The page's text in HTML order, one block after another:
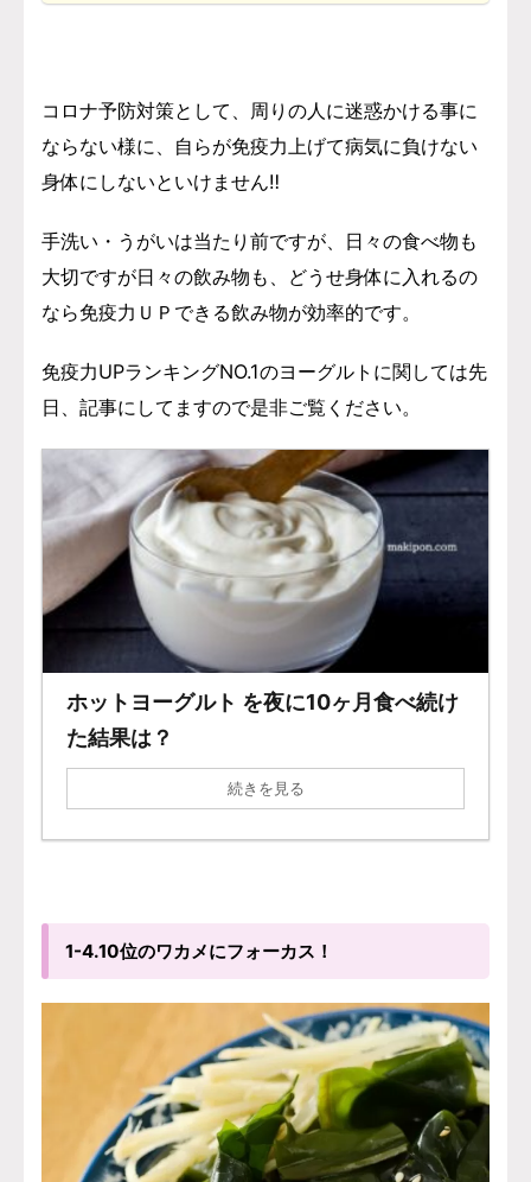
コロナ予防対策として、周りの人に迷惑かける事に
ならない様に、自らが免疫力上げて病気に負けない
身体にしないといけません‼️
手洗い・うがいは当たり前ですが、日々の食べ物も
大切ですが日々の飲み物も、どうせ身体に入れるの
なら免疫力ＵＰできる飲み物が効率的です。
免疫力UPランキングNO.1のヨーグルトに関しては先
日、記事にしてますので是非ご覧ください。
ホットヨーグルト を夜に10ヶ月食べ続け
た結果は？
続きを見る
1-4.10位のワカメにフォーカス！